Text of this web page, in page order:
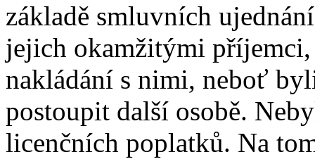
základě smluvních
jejich okamžitými
nakládání s nimi, neboť
postoupit další osobě.
licenčních poplatků. Na